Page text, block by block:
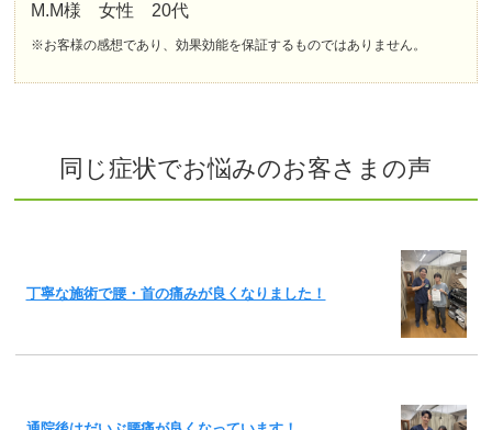
M.M様 女性 20代
※お客様の感想であり、効果効能を保証するものではありません。
同じ症状でお悩みのお客さまの声
丁寧な施術で腰・首の痛みが良くなりました！